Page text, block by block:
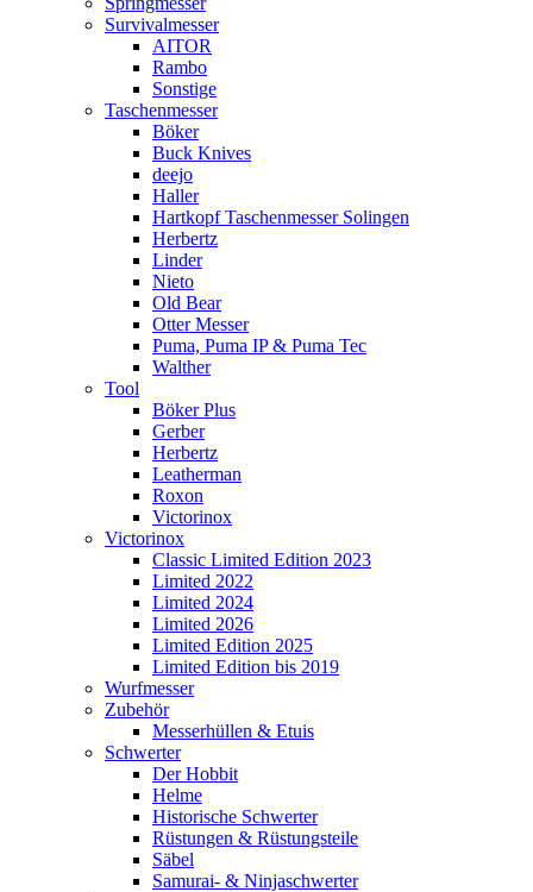
Survivalmesser
AITOR
Rambo
Sonstige
Taschenmesser
Böker
Buck Knives
deejo
Haller
Hartkopf Taschenmesser Solingen
Herbertz
Linder
Nieto
Old Bear
Otter Messer
Puma, Puma IP & Puma Tec
Walther
Tool
Böker Plus
Gerber
Herbertz
Leatherman
Roxon
Victorinox
Victorinox
Classic Limited Edition 2023
Limited 2022
Limited 2024
Limited 2026
Limited Edition 2025
Limited Edition bis 2019
Wurfmesser
Zubehör
Messerhüllen & Etuis
Schwerter
Der Hobbit
Helme
Historische Schwerter
Rüstungen & Rüstungsteile
Säbel
Samurai- & Ninjaschwerter